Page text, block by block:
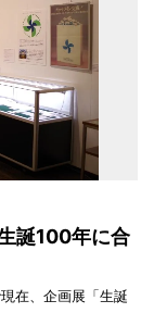
誕100年に合
在、企画展「生誕